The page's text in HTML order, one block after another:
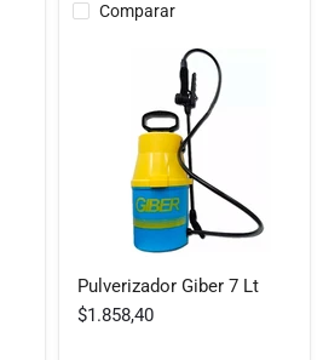
Comparar
Giber
7
Lt
Pulverizador Giber 7 Lt
$1.858,40